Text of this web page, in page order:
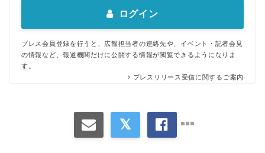
ログイン
プレス会員登録を行うと、広報担当者の連絡先や、イベント・記者会見
の情報など、報道機関だけに公開する情報が閲覧できるようになりま
す。
プレスリリース受信に関するご案内